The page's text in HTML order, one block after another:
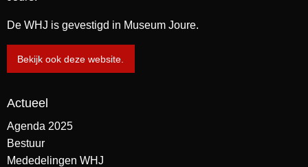
De WHJ is gevestigd in Museum Joure.
Bekijk ook deze website.
Actueel
Agenda 2025
Bestuur
Mededelingen WHJ